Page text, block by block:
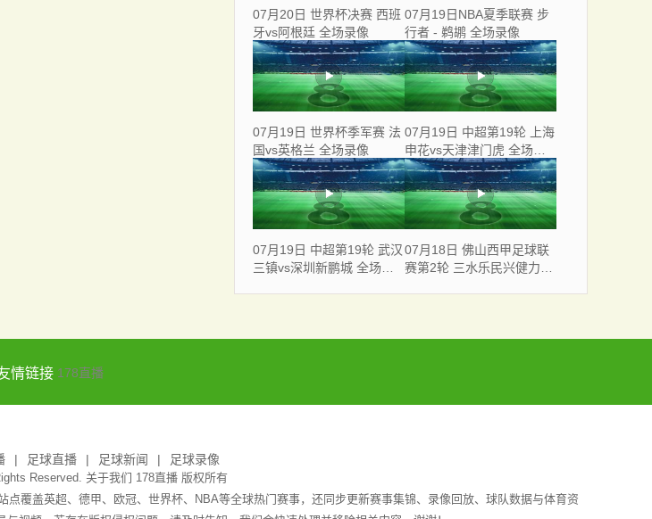
07月20日 世界杯决赛 西班
牙vs阿根廷 全场录像
07月19日NBA夏季联赛 步
行者 - 鹈鹕 全场录像
07月19日 世界杯季军赛 法
国vs英格兰 全场录像
07月19日 中超第19轮 上海
申花vs天津津门虎 全场录
像
07月19日 中超第19轮 武汉
三镇vs深圳新鹏城 全场录
07月18日 佛山西甲足球联
赛第2轮 三水乐民兴健力宝
情链接 178直播
足球直播 足球新闻 足球录像
Reserved. 关于我们 178直播 版权所有
覆盖英超、德甲、欧冠、世界杯、NBA等全球热门赛事，还同步更新赛事集锦、录像回放、球队数据与体育资